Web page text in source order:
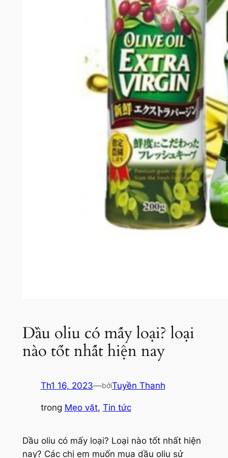
Dầu oliu có mấy loại? loại
nào tốt nhất hiện nay
Th1 16, 2023—bởiTuyền Thanh
trong Mẹo vặt, Tin tức
Dầu oliu có mấy loại? Loại nào tốt nhất hiện
nay? Các chị em muốn mua dầu oliu sử